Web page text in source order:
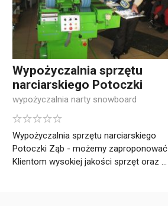
Wypożyczalnia sprzętu
narciarskiego Potoczki
wypożyczalnia narty snowboard
Wypożyczalnia sprzętu narciarskiego
Potoczki Ząb - możemy zaproponować
Klientom wysokiej jakości sprzęt oraz ...